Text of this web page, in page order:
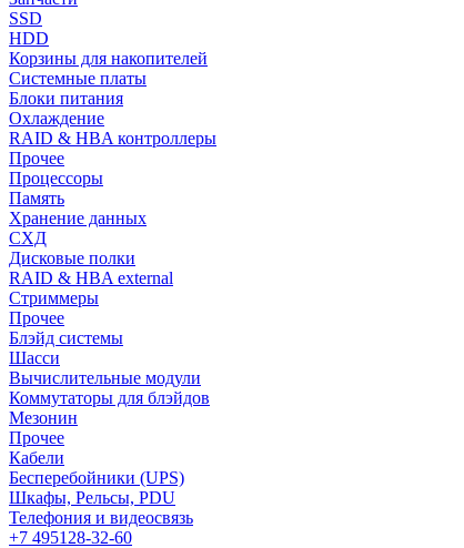
SSD
HDD
Корзины для накопителей
Системные платы
Блоки питания
Охлаждение
RAID & HBA контроллеры
Прочее
Процессоры
Память
Хранение данных
СХД
Дисковые полки
RAID & HBA external
Стриммеры
Прочее
Блэйд системы
Шасси
Вычислительные модули
Коммутаторы для блэйдов
Мезонин
Прочее
Кабели
Бесперебойники (UPS)
Шкафы, Рельсы, PDU
Телефония и видеосвязь
+7 495128-32-60